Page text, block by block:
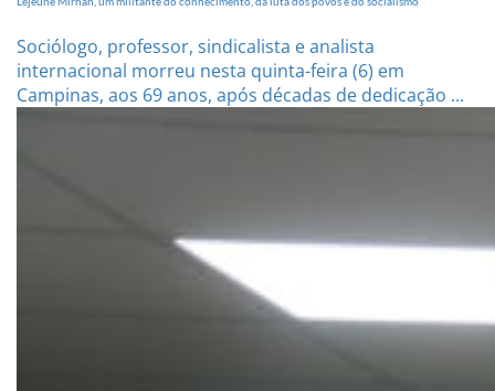
Sociólogo, professor, sindicalista e analista
internacional morreu nesta quinta-feira (6) em
Campinas, aos 69 anos, após décadas de dedicação ...